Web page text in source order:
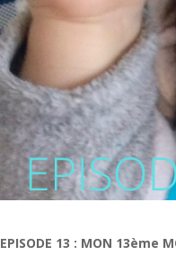
EPISODE 13 : MON 13ème